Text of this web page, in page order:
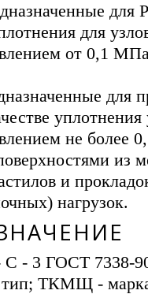
для
для
от 0,1
для
уплотнения
не более
из
и
нагрузок.
- 3 ГОСТ 7338-
ТКМЩ -